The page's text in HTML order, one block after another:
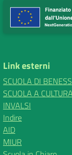
Link esterni
SCUOLA DI
SCUOLA A
INVALSI
Indire
AID
MIUR